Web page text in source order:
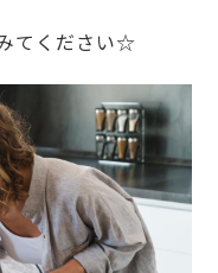
てください☆